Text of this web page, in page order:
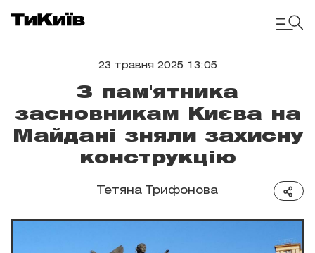
23 травня 2025 13:05
З пам'ятника
засновникам Києва на
Майдані зняли захисну
конструкцію
Тетяна Трифонова